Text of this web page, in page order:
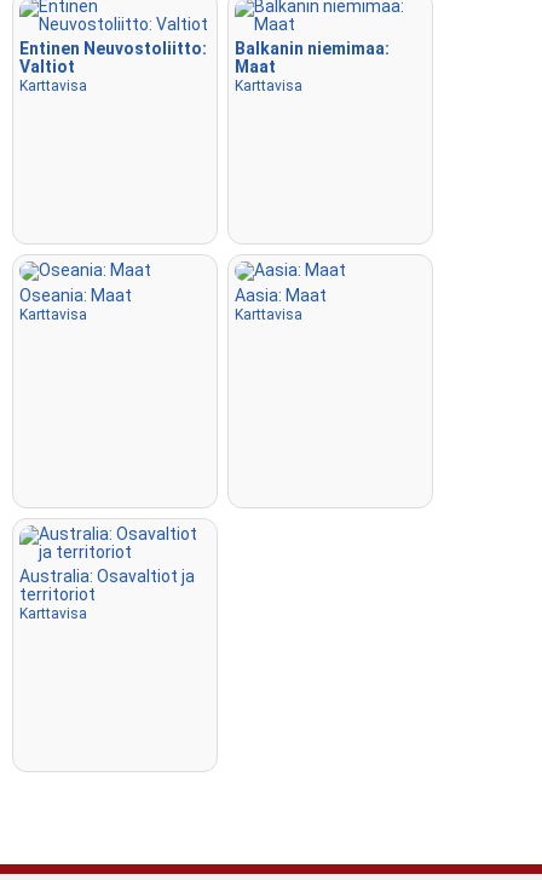
Entinen Neuvostoliitto:
Valtiot
Karttavisa
Balkanin niemimaa:
Maat
Karttavisa
Oseania: Maat
Karttavisa
Aasia: Maat
Karttavisa
Australia: Osavaltiot ja
territoriot
Karttavisa